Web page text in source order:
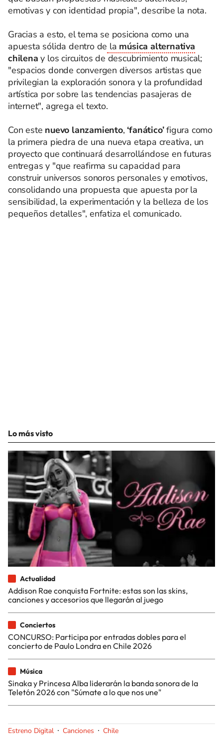
emotivas y con identidad propia", describe la nota.
Gracias a esto, el tema se posiciona como una
apuesta sólida dentro de la música alternativa
chilena y los circuitos de descubrimiento musical;
"espacios donde convergen diversos artistas que
privilegian la exploración sonora y la profundidad
artística por sobre las tendencias pasajeras de
internet", agrega el texto.
Con este nuevo lanzamiento, ‘fanático’figura como
la primera piedra de una nueva etapa creativa, un
proyecto que continuará desarrollándose en futuras
entregas y "que reafirma su capacidad para
construir universos sonoros personales y emotivos,
consolidando una propuesta que apuesta por la
sensibilidad, la experimentación y la belleza de los
pequeños detalles", enfatiza el comunicado.
Lo más visto
Actualidad
Addison Rae conquista Fortnite: estas son las skins,
canciones y accesorios que llegarán al juego
Conciertos
CONCURSO: Participa por entradas dobles para el
concierto de Paulo Londra en Chile 2026
Música
Sinaka y Princesa Alba liderarán la banda sonora de la
Teletón 2026 con "Súmate a lo que nos une"
Estreno Digital Canciones Chile